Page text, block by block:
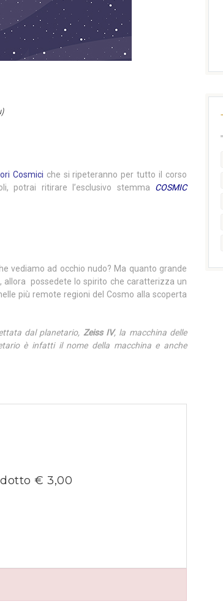
Cosmici che si ripeteranno per tutto il corso
potrai ritirare l’esclusivo stemma COSMIC
vediamo ad occhio nudo? Ma quanto grande
allora possedete lo spirito che caratterizza un
più remote regioni del Cosmo alla scoperta
dal planetario, Zeiss IV, la macchina delle
è infatti il nome della macchina e anche
€ 3,00